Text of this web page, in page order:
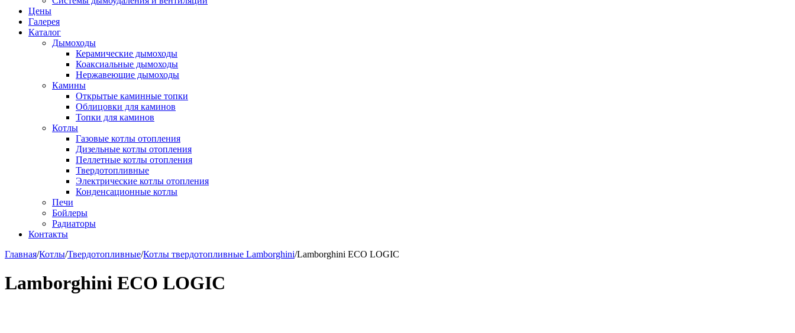
Цены
Галерея
Каталог
Дымоходы
Керамические дымоходы
Коаксиальные дымоходы
Нержавеющие дымоходы
Камины
Открытые каминные топки
Облицовки для каминов
Топки для каминов
Котлы
Газовые котлы отопления
Дизельные котлы отопления
Пеллетные котлы отопления
Твердотопливные
Электрические котлы отопления
Конденсационные котлы
Печи
Бойлеры
Радиаторы
Контакты
Главная/Котлы/Твердотопливные/Котлы твердотопливные Lamborghini/Lamborghini ECO LOGIC
Lamborghini ECO LOGIC